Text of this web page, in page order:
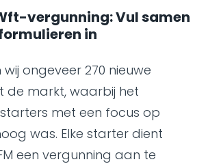
vergunning: Vul samen
in
wij ongeveer 270 nieuwe
de markt, waarbij het
met een focus op
was. Elke starter dient
een vergunning aan te